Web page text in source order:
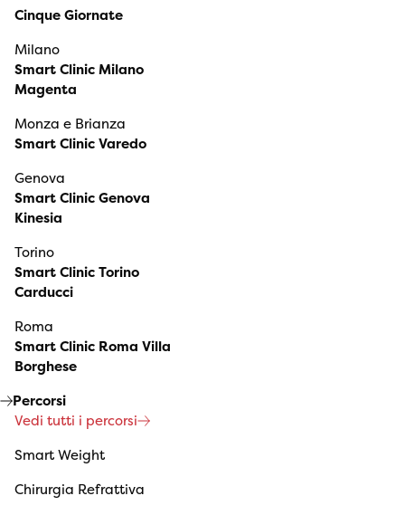
Cinque Giornate
Milano
Smart Clinic Milano
Magenta
Monza e Brianza
Smart Clinic Varedo
Genova
Smart Clinic Genova
Kinesia
Torino
Smart Clinic Torino
Carducci
Roma
Smart Clinic Roma Villa
Borghese
Percorsi
Vedi tutti i percorsi
Smart Weight
Chirurgia Refrattiva